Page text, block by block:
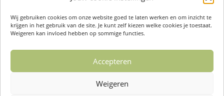
Wij gebruiken cookies om onze website goed te laten werken en om inzicht te
krijgen in het gebruik van de site. Je kunt zelf kiezen welke cookies je toestaat.
Weigeren kan invloed hebben op sommige functies.
Accepteren
Weigeren
Handzeep Patchouli & Cranberry
Handzeep Lavendel & Rozemarijn